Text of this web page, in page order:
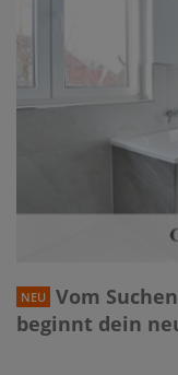
NEU
Vom
beginnt dein